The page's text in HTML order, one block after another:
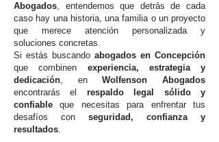
Abogados, entendemos que detrás de cada
caso hay una historia, una familia o un proyecto
que merece atención personalizada y
soluciones concretas.
Si estás buscando abogados en Concepción
que combinen experiencia, estrategia y
dedicación, enWolfenson Abogados
encontrarás el respaldo legal sólido y
confiable que necesitas para enfrentar tus
desafíos con seguridad, confianza y
resultados.